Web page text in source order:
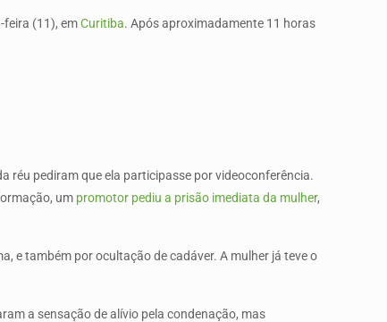
feira (11), emCuritiba. Após aproximadamente 11 horas
réu pediram que ela participasse por videoconferência.
um promotor pediu a prisão imediata da mulher,
e também por ocultação de cadáver. A mulher já teve o
a sensação de alívio pela condenação, mas